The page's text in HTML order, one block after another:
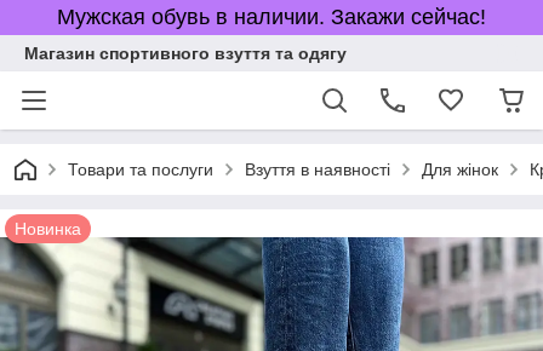
Мужская обувь в наличии. Закажи сейчас!
Магазин спортивного взуття та одягу
Товари та послуги Взуття в наявності Для жінок
Новинка